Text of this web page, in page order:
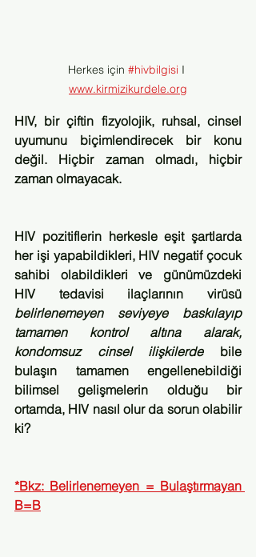
Herkes için #hivbilgisi I
www.kirmizikurdele.org
HIV, bir çiftin fizyolojik, ruhsal, cinsel
uyumunu biçimlendirecek bir konu
değil. Hiçbir zaman olmadı, hiçbir
zaman olmayacak.
HIV pozitiflerin herkesle eşit şartlarda
her işi yapabildikleri, HIV negatif çocuk
sahibi olabildikleri ve günümüzdeki
belirlenemeyen seviyeye baskılayıp
tamamen kontrol altına alarak,
kondomsuz cinsel ilişkilerde bile
bulaşın tamamen engellenebildiği
bilimsel gelişmelerin olduğu bir
ortamda, HIV nasıl olur da sorun olabilir
ki?
*Bkz: Belirlenemeyen = Bulaştırmayan
B=B